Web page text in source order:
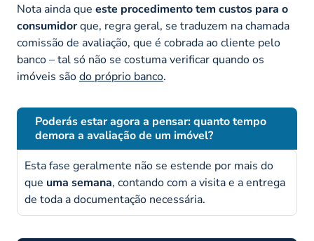
Nota ainda que este procedimento tem custos para o
consumidorque, regra geral, se traduzem na chamada
comissão de avaliação, que é cobrada ao cliente pelo
banco – tal só não se costuma verificar quando os
imóveis sãodo próprio banco.
Poderás estar agora a pensar: quanto tempo
demora a avaliação de um imóvel?
Esta fase geralmente não se estende por mais do
que uma semana, contando com a visita e a entrega
de toda a documentação necessária.